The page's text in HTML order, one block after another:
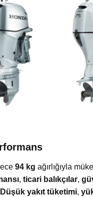
94 kg ağırlığıyla
, ticari balıkçılar,
Düşük yakıt tüketimi,